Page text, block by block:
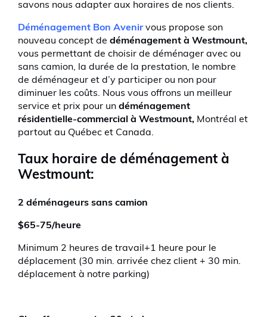
savons nous adapter aux horaires de nos clients.
Déménagement Bon Avenir vous propose son
nouveau concept de déménagement à Westmount,
vous permettant de choisir de déménager avec ou
sans camion, la durée de la prestation, le nombre
de déménageur et d’y participer ou non pour
diminuer les coûts. Nous vous offrons un meilleur
service et prix pour un déménagement
résidentielle-commercial à Westmount, Montréal et
partout au Québec et Canada.
Taux horaire de déménagement à
Westmount:
2 déménageurs sans camion
$65-75/heure
Minimum 2 heures de travail+1 heure pour le
déplacement (30 min. arrivée chez client + 30 min.
déplacement à notre parking)